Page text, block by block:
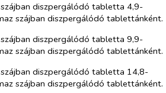
diszpergálódó tabletta 4,9-
szájban diszpergálódó tablettánként.
diszpergálódó tabletta 9,9-
szájban diszpergálódó tablettánként.
diszpergálódó tabletta 14,8-
szájban diszpergálódó tablettánként.